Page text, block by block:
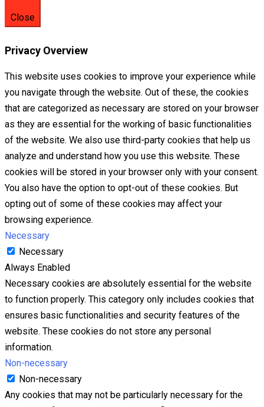
Close
Privacy Overview
This website uses cookies to improve your experience while
you navigate through the website. Out of these, the cookies
that are categorized as necessary are stored on your browser
as they are essential for the working of basic functionalities
of the website. We also use third-party cookies that help us
analyze and understand how you use this website. These
cookies will be stored in your browser only with your consent.
You also have the option to opt-out of these cookies. But
opting out of some of these cookies may affect your
browsing experience.
Necessary
Necessary
Always Enabled
Necessary cookies are absolutely essential for the website
to function properly. This category only includes cookies that
ensures basic functionalities and security features of the
website. These cookies do not store any personal
information.
Non-necessary
Non-necessary
Any cookies that may not be particularly necessary for the